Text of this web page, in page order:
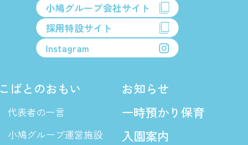
小鳩グループ会社サイト
採用特設サイト
Instagram
こばとのおもい
代表者の一言
小鳩グループ運営施設
お知らせ
一時預かり保育
入園案内